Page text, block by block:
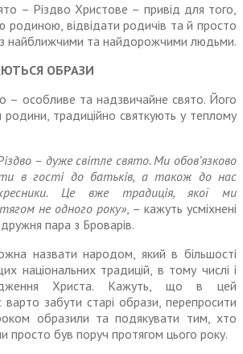
– Різдво Христове – привід для того,
родиною, відвідати родичів та й просто
з найближчими та найдорожчими людьми.
ОБРАЗИ
– особливе та надзвичайне свято. Його
традиційно святкують у теплому
– дуже світле свято. Ми обов’язково
в гості до батьків, а також до нас
Це вже традиція, якої ми
не одного року», – кажуть усміхнені
пара з Броварів.
назвати народом, який в більшості
національних тра­дицій, в тому числі і
Христа. Кажуть, що в цей
варто забути старі образи, перепросити
образили та подякувати тим, хто
просто був поруч протягом цього року.